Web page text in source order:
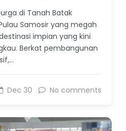
di Tanah Batak
Samosir yang megah
impian yang kini
Berkat pembangunan
Dec 30 No comments